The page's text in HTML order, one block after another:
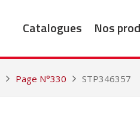
Catalogues Nos
Page N°330 STP346357